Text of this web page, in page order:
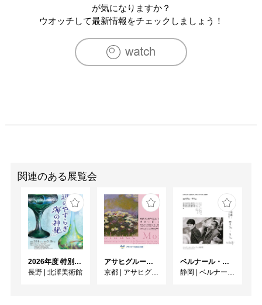
が気になりますか？
ウオッチして最新情報をチェックしましょう！
関連のある展覧会
2026年度 特別展「ガレとドーム、アール･ヌーヴォーのガラス 水辺のやすらぎ、海の神秘」
長野 | 北澤美術館
アサヒグループ大山崎山荘美術館 開館30周年記念展「没後100年 クロード・モネ」
京都 | アサヒグループ大山崎山荘美術館
ベルナール・ビュフェと写真 ーカメラがとらえたビュフェとその時代、そして21 世紀へ
静岡 | ベルナール・ビュフェ美術館